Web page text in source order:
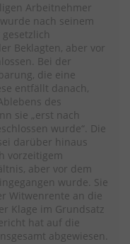
Arbeitnehmer
nach seinem
Beklagten, aber vor
Bei der
die eine
entfällt danach,
des
sie „erst nach
wurde“. Die
darüber hinaus
vorzeitigem
aber vor dem
wurde. Sie
Witwenrente an die
Klage im Grundsatz
hat auf die
abgewiesen.